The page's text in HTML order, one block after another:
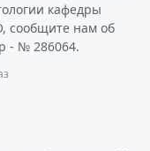
кафедры
сообщите нам об
- № 286064.